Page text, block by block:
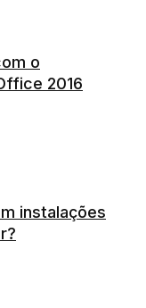
o
2016
instalações